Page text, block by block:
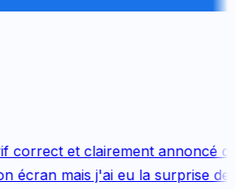
et clairement annoncé
écran mais j'ai eu la surprise de